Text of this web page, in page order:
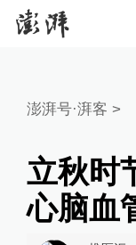
澎湃号·湃客 >
立秋时
心脑血